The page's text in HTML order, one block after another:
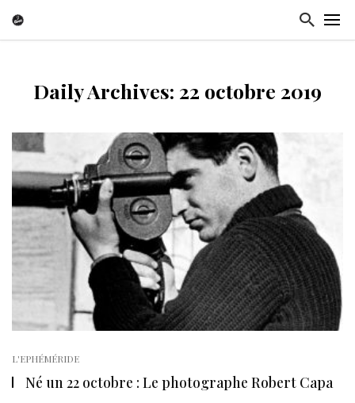
Daily Archives: 22 octobre 2019
L'EPHÉMÉRIDE
Né un 22 octobre : Le photographe Robert Capa